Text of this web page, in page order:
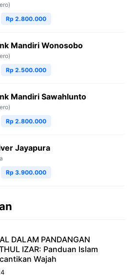
Rp 2.800.000
Mandiri Wonosobo
Rp 2.500.000
Mandiri Sawahlunto
Rp 2.800.000
Jayapura
Rp 3.900.000
DALAM PANDANGAN
IZAR: Panduan Islam
Wajah